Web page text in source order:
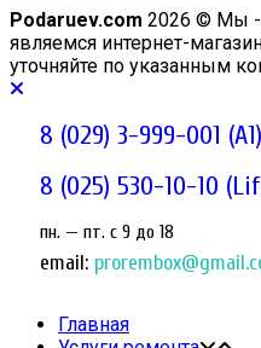
Podaruev.com 2026 © Мы -
являемся интернет-
уточняйте по указанным
8 (029) 3-999-001 (A1)
8 (025) 530-10-10
пн. — пт. c 9 до 18
email:
Главная